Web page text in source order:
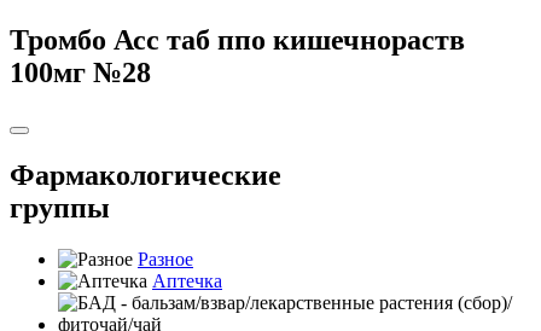
Тромбо Асс таб ппо кишечнораств
100мг №28
Фармакологические
группы
Разное
Аптечка